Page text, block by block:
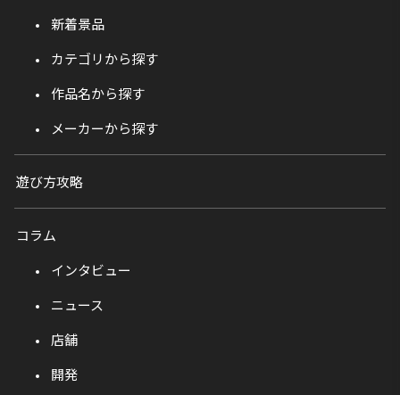
新着景品
カテゴリから探す
作品名から探す
メーカーから探す
遊び方攻略
コラム
インタビュー
ニュース
店舗
開発